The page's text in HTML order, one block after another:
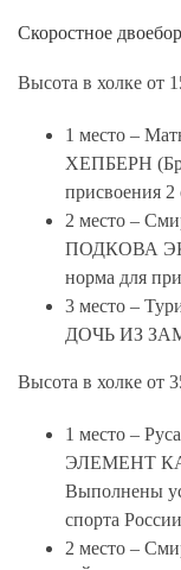
Скоростное
Высота в холке от
1 место –
ХЕПБЕРН
присвоения 2
2 место –
ПОДКОВА
норма для
3 место –
ДОЧЬ ИЗ
Высота в холке от
1 место –
ЭЛЕМЕНТ
Выполнены
спорта
2 место –